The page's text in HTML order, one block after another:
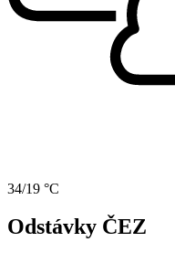
34/19 °C
Odstávky ČEZ